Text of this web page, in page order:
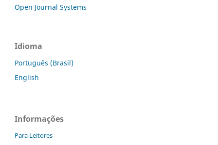
Open Journal Systems
Idioma
Português (Brasil)
English
Informações
Para Leitores